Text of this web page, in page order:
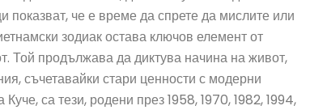
показват, че е време да спрете да мислите или
зодиак остава ключов елемент от
Той продължава да диктува начина на живот,
съчетавайки стари ценности с модерни
са тези, родени през 1958, 1970, 1982, 1994,